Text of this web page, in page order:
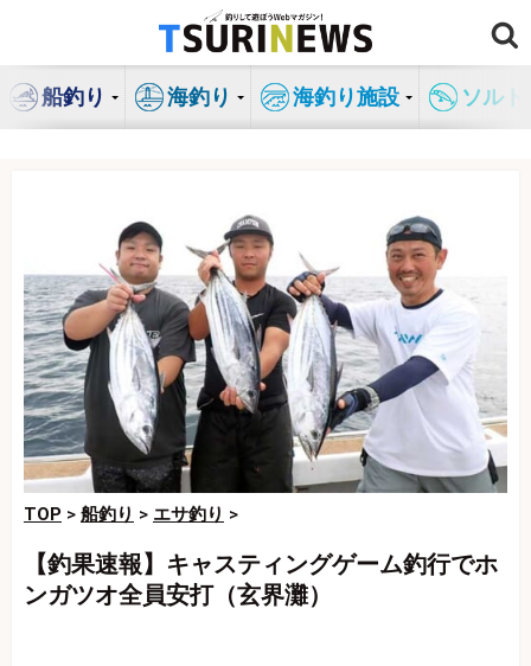
ン
船釣り 海釣り 海釣り施設 ソル
TOP > 船釣り > エサ釣り >
【釣果速報】キャスティングゲーム釣行でホ
ンガツオ全員安打（玄界灘）